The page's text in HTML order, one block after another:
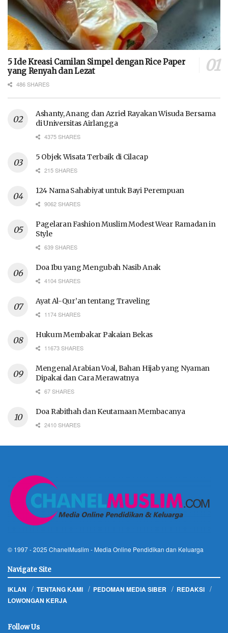
5 Ide Kreasi Camilan Simpel dengan Rice Paper
yang Renyah dan Lezat
486 SHARES
Ashanty, Anang dan Azriel Rayakan Wisuda Bersama
di Universitas Airlangga
4375 SHARES
5 Objek Wisata Terbaik di Cilacap
215 SHARES
124 Nama Sahabiyat untuk Bayi Perempuan
9062 SHARES
Pagelaran Fashion Muslim Modest Wear Ramadan in
Style
639 SHARES
Doa Ibu yang Mengubah Nasib Anak
4104 SHARES
Ayat Al-Qur’an tentang Traveling
1174 SHARES
Hukum Membakar Pakaian Bekas
11673 SHARES
Mengenal Arabian Voal, Bahan Hijab yang Nyaman
Dipakai dan Cara Merawatnya
67 SHARES
Doa Rabithah dan Keutamaan Membacanya
2410 SHARES
© 1997 - 2025 ChanelMuslim - Media Online Pendidikan dan Keluarga
Navigate Site
IKLAN TENTANG KAMI PEDOMAN MEDIA SIBER
REDAKSI
LOWONGAN KERJA
Follow Us